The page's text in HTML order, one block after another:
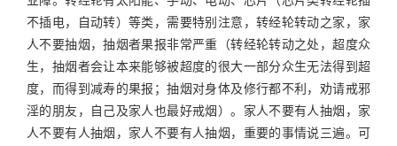
不插电，自动转）等类，需要特别注意，转经轮转动之家，家
人不要抽烟，抽烟者果报非常严重（转经轮转动之处，超度众
生，抽烟者会让本来能够被超度的很大一部分众生无法得到超
度，而得到减寿的果报；抽烟对身体及修行都不利，劝请戒邪
淫的朋友，自己及家人也最好戒烟）。家人不要有人抽烟，家
人不要有人抽烟，家人不要有人抽烟，重要的事情说三遍。可